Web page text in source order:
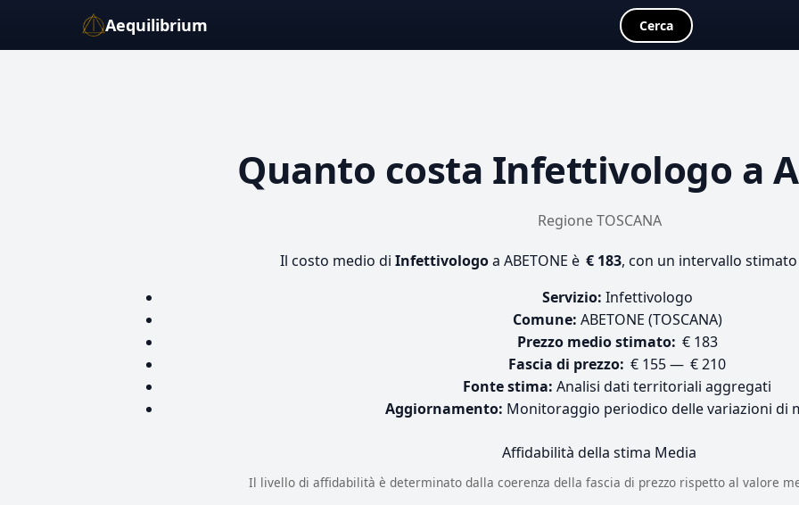
Aequilibrium Cerca
Quanto costa Infettivologo a
Regione TOSCANA
Il costo medio di Infettivologoa ABETONE è € 183, con un intervallo
Servizio: Infettivologo
Comune: ABETONE (TOSCANA)
Prezzo medio stimato: € 183
Fascia di prezzo: € 155 — € 210
Fonte stima: Analisi dati territoriali aggregati
Aggiornamento: Monitoraggio periodico delle variazioni di
Affidabilità della stima Media
Il livello di affidabilità è determinato dalla coerenza della fascia di prezzo rispetto al valore